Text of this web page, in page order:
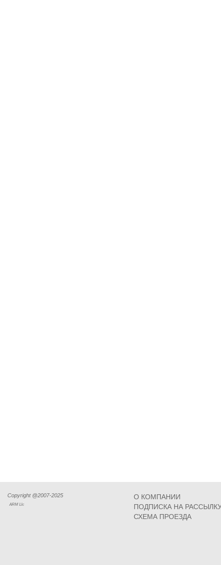
Copyright @2007-2025
ARM Llc
О КОМПАНИИ
ПОДПИСКА НА
СХЕМА ПРОЕЗДА